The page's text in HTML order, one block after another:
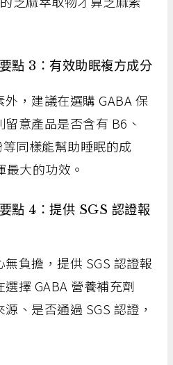
點 3：有效助眠複方成分
，建議在選購 GABA 保
意產品是否含有 B6、
同樣能幫助睡眠的成
最大的功效。
點 4：提供 SGS 認證報
負擔，提供 SGS 認證報
擇 GABA 營養補充劑
、是否通過 SGS 認證，